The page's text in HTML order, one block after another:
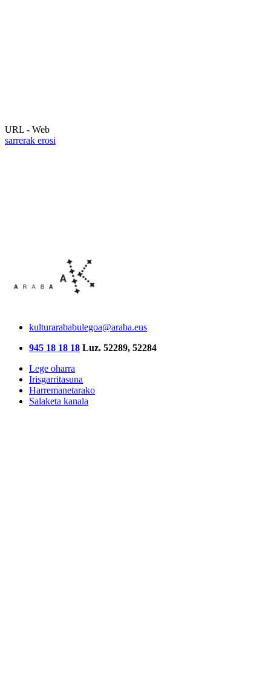
URL - Web
sarrerak erosi
kulturarababulegoa@araba.eus
945 18 18 18 Luz. 52289, 52284
Lege oharra
Irisgarritasuna
Harremanetarako
Salaketa kanala